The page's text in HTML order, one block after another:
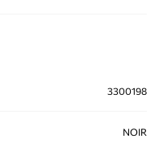
3300198
NOIR